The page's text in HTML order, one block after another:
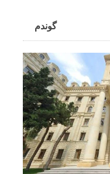
گوندم